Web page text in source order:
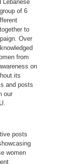
Lebanese
of 6
to
Over
from
on
its
and posts
our
posts
women